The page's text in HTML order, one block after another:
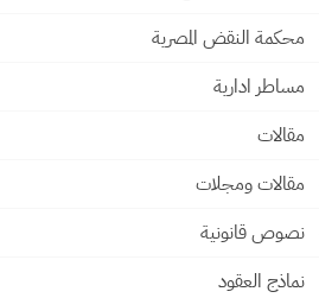
محكمة النقض المصرية
مساطر ادارية
مقالات
مقالات ومجلات
نصوص قانونية
نماذج العقود